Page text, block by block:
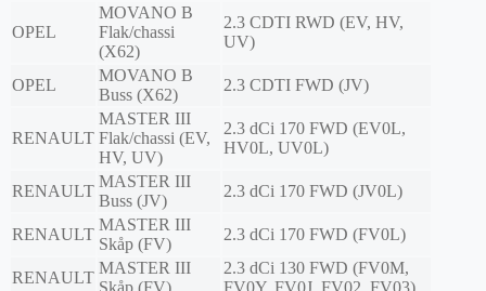
OPEL
MOVANO B
Flak/chassi
(X62)
2.3 CDTI RWD (EV, HV,
UV)
OPEL
MOVANO B
Buss (X62)
2.3 CDTI FWD (JV)
RENAULT
MASTER III
Flak/chassi (EV,
HV, UV)
2.3 dCi 170 FWD (EV0L,
HV0L, UV0L)
RENAULT
MASTER III
Buss (JV)
2.3 dCi 170 FWD (JV0L)
RENAULT
MASTER III
Skåp (FV)
2.3 dCi 170 FWD (FV0L)
RENAULT
MASTER III
2.3 dCi 130 FWD (FV0M,